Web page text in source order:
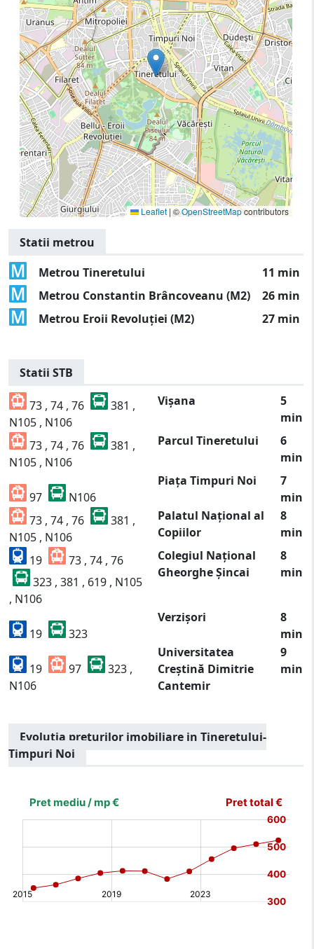
Leaflet |©OpenStreetMapcontributors
Statii metrou
Metrou Tineretului
11 min
Metrou Constantin Brâncoveanu (M2)
26 min
Metrou Eroii Revoluției (M2)
27 min
Statii STB
73 , 74 , 76
381 ,
N105 , N106
Vișana
5
min
73 , 74 , 76
381 ,
N105 , N106
Parcul Tineretului
6
min
97 N106
Piața Timpuri Noi
7
min
73 , 74 , 76
381 ,
N105 , N106
Palatul Național al
Copiilor
8
min
19
73 , 74 , 76
323 , 381 , 619 , N105
, N106
Colegiul Național
Gheorghe Șincai
8
min
19 323
Verzișori
8
min
19 97
323 ,
N106
Universitatea
Creștină Dimitrie
Cantemir
9
min
Evolutia preturilor imobiliare in Tineretului-
Timpuri Noi